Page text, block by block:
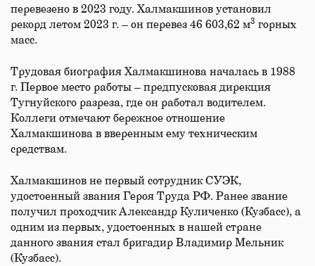
перевезено в 2023 году. Халмакшинов установил
рекорд летом 2023 г. – он перевез 46 603,62 м3 горных
масс.
Трудовая биография Халмакшинова началась в 1988
г. Первое место работы – предпусковая дирекция
Тугнуйского разреза, где он работал водителем.
Коллеги отмечают бережное отношение
Халмакшинова в вверенным ему техническим
средствам.
Халмакшинов не первый сотрудник СУЭК,
удостоенный звания Героя Труда РФ. Ранее звание
получил проходчик Александр Куличенко (Кузбасс), а
одним из первых, удостоенных в нашей стране
данного звания стал бригадир Владимир Мельник
(Кузбасс).